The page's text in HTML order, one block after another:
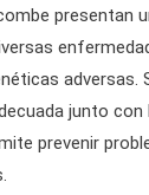
presentan
adversas.
junto
prevenir